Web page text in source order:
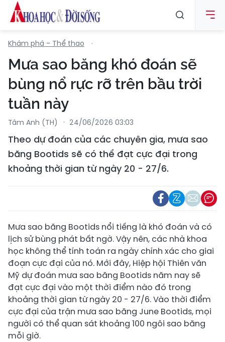
Khám phá - Thể thao
Mưa sao băng khó đoán sẽ
bùng nổ rực rỡ trên bầu trời
tuần này
Tâm Anh (TH) 24/06/2026 03:03
Theo dự đoán của các chuyên gia, mưa sao
băng Bootids sẽ có thể đạt cực đại trong
khoảng thời gian từ ngày 20 - 27/6.
Mưa sao băng Bootids nổi tiếng là khó đoán và có
lịch sử bùng phát bất ngờ. Vậy nên, các nhà khoa
học không thể tính toán ra ngày chính xác cho giai
đoạn cực đại của nó. Mới đây, Hiệp hội Thiên văn
Mỹ dự đoán mưa sao băng Bootids năm nay sẽ
đạt cực đại vào một thời điểm nào đó trong
khoảng thời gian từ ngày 20 - 27/6. Vào thời điểm
cực đại của trận mưa sao băng June Bootids, mọi
người có thể quan sát khoảng 100 ngôi sao băng
mỗi giờ.